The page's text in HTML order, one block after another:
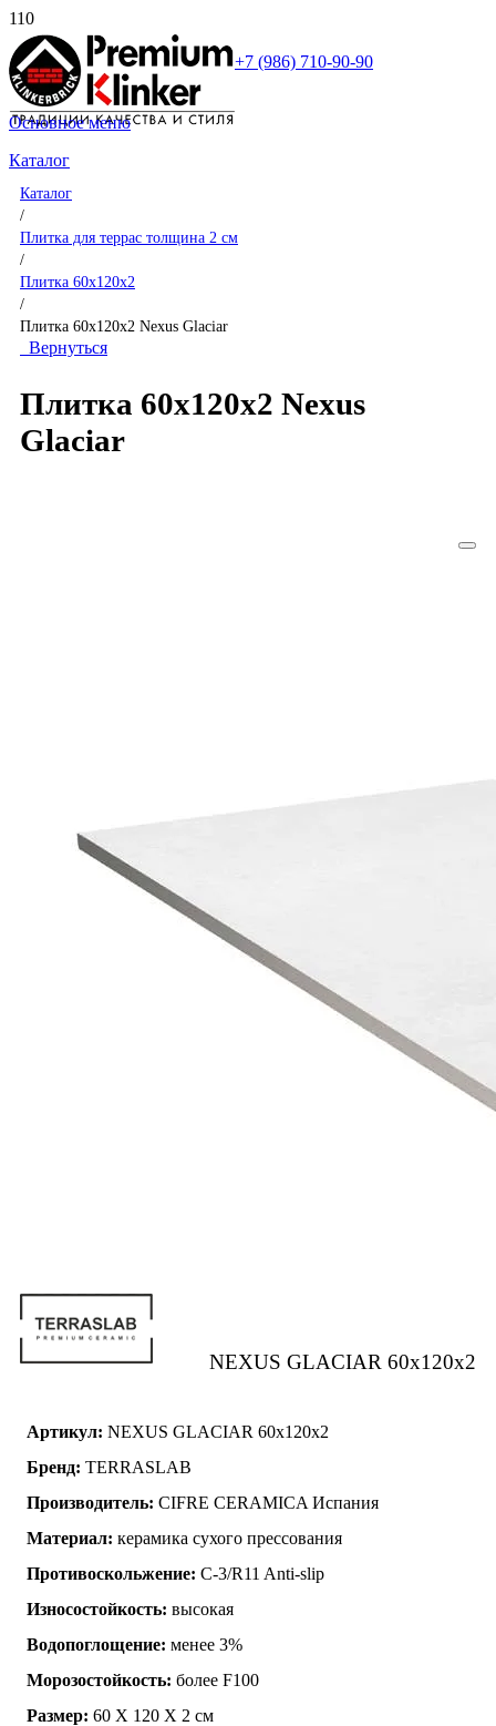
+7 (986) 710-90-90
Основное меню
Каталог
Каталог
/
Плитка для террас толщина 2 см
/
Плитка 60x120x2
/
Плитка 60x120x2 Nexus Glaciar
Вернуться
Плитка 60x120x2 Nexus
Glaciar
NEXUS GLACIAR 60x120x2
Артикул: NEXUS GLACIAR 60x120x2
Бренд: TERRASLAB
Производитель: CIFRE CERAMICA Испания
Материал: керамика сухого прессования
Противоскольжение: C-3/R11 Anti-slip
Износостойкость: высокая
Водопоглощение: менее 3%
Морозостойкость: более F100
Размер: 60 Х 120 Х 2 см